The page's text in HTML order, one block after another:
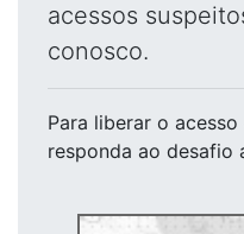
acessos
conosco.
Para liberar o acesso
responda ao desafio